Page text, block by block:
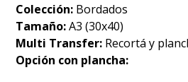
Colección: Bordados
Tamaño:A3 (30x40)
Multi Transfer: Recortá y
Opción con plancha: